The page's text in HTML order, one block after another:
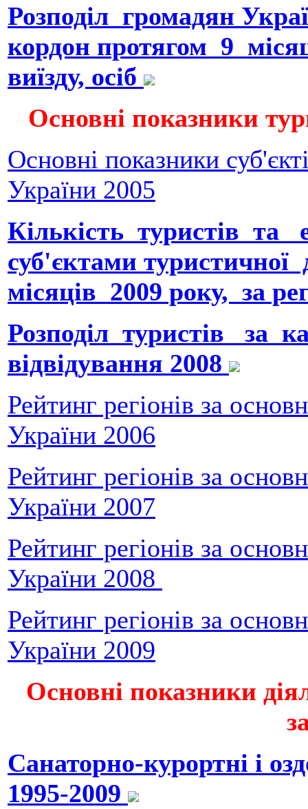
Розподіл громадян
кордон протягом 9
виїзду, осіб
Основнi показники
Основнi показники
України 2005
Кількість туристів та
суб'єктами туристичної
місяців 2009 року, за
Розподіл туристів за
відвідування 2008
Рейтинг регіонів за
України 2006
Рейтинг регіонів за
України 2007
Рейтинг регіонів за
України 2008
Рейтинг регіонів за
України 2009
Основні показники
Санаторно-курортні і
1995-2009